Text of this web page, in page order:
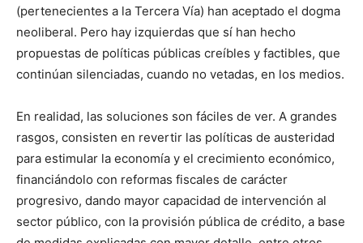
(pertenecientes a la Tercera Vía) han aceptado el dogma
neoliberal. Pero hay izquierdas que sí han hecho
propuestas de políticas públicas creíbles y factibles, que
continúan silenciadas, cuando no vetadas, en los medios.
En realidad, las soluciones son fáciles de ver. A grandes
rasgos, consisten en revertir las políticas de austeridad
para estimular la economía y el crecimiento económico,
financiándolo con reformas fiscales de carácter
progresivo, dando mayor capacidad de intervención al
sector público, con la provisión pública de crédito, a base